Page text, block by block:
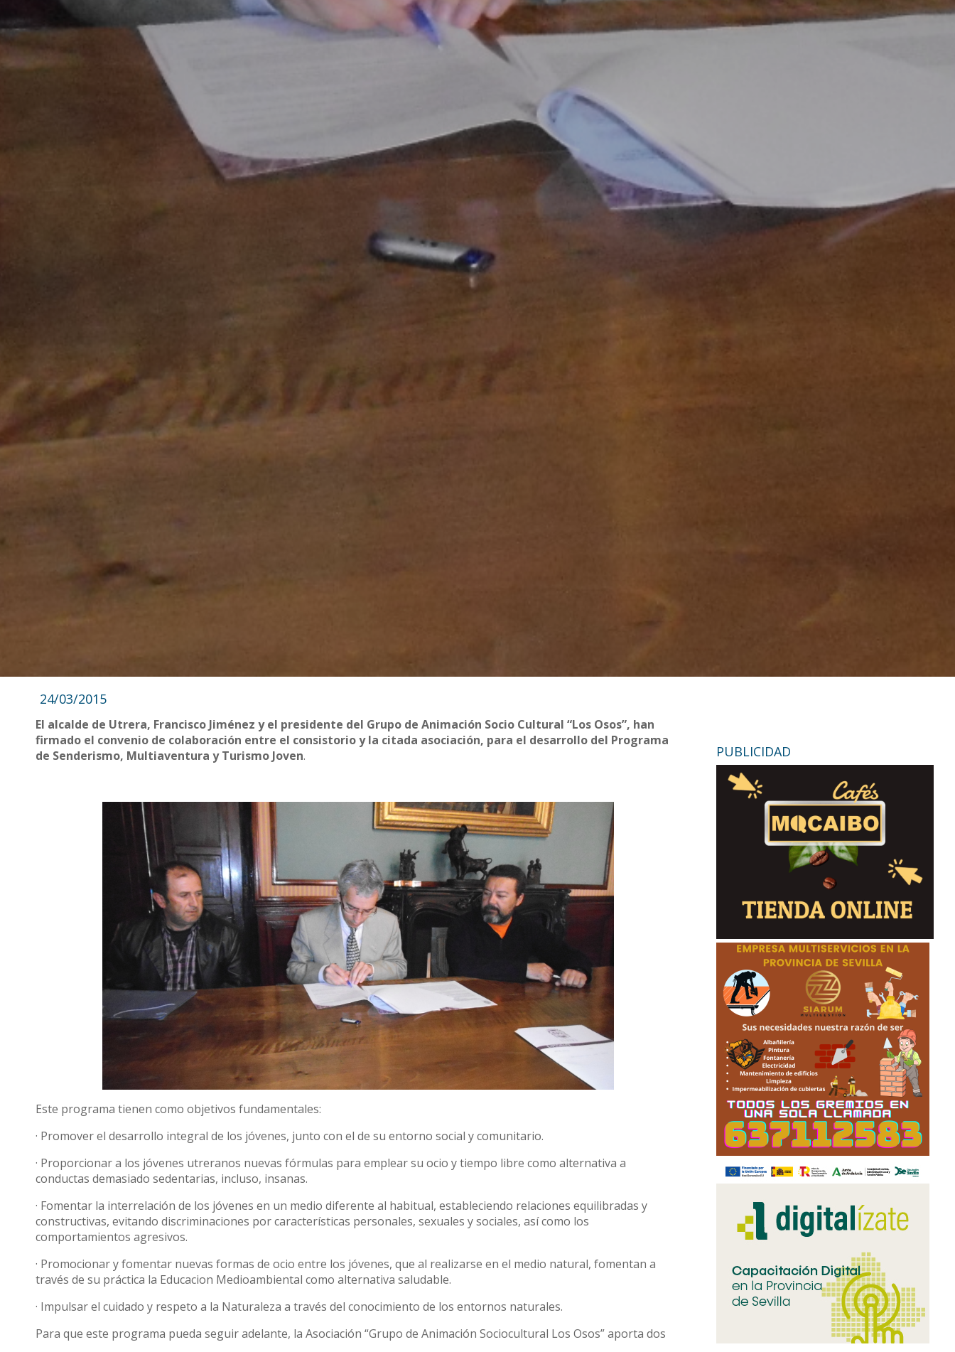
24/03/2015
El alcalde de Utrera, Francisco Jiménez y el presidente del Grupo de Animación Socio Cultural “Los Osos”, han
firmado el convenio de colaboración entre el consistorio y la citada asociación, para el desarrollo del Programa
de Senderismo, Multiaventura y Turismo Joven.
Este programa tienen como objetivos fundamentales:
· Promover el desarrollo integral de los jóvenes, junto con el de su entorno social y comunitario.
· Proporcionar a los jóvenes utreranos nuevas fórmulas para emplear su ocio y tiempo libre como alternativa a
conductas demasiado sedentarias, incluso, insanas.
· Fomentar la interrelación de los jóvenes en un medio diferente al habitual, estableciendo relaciones equilibradas y
constructivas, evitando discriminaciones por características personales, sexuales y sociales, así como los
comportamientos agresivos.
· Promocionar y fomentar nuevas formas de ocio entre los jóvenes, que al realizarse en el medio natural, fomentan a
través de su práctica la Educacion Medioambiental como alternativa saludable.
· Impulsar el cuidado y respeto a la Naturaleza a través del conocimiento de los entornos naturales.
Para que este programa pueda seguir adelante, la Asociación “Grupo de Animación Sociocultural Los Osos” aporta dos
PUBLICIDAD